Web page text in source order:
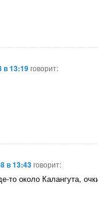
в 13:19говорит:
в 13:43говорит:
то около Калангута,